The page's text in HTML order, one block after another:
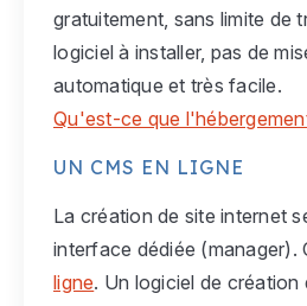
gratuitement, sans limite de
logiciel à installer, pas de
automatique et très facile.
Qu'est-ce que
UN CMS EN LIGNE
La création de site internet
interface dédiée
ligne. Un logiciel de création